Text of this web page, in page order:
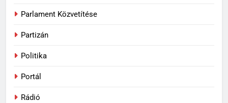
Parlament Közvetítése
Partizán
Politika
Portál
Rádió